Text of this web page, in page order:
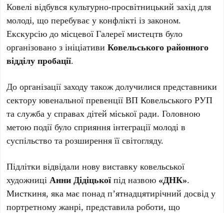
Ковелі відбувся культурно-просвітницький захід для
молоді, що перебуває у конфлікті із законом.
Екскурсію до місцевої Галереї мистецтв було
організовано з ініціативиКовельського районного
відділу пробації.
До організації заходу також долучилися представники
сектору ювенальної превенції ВП Ковельського РУП
та служба у справах дітей міської ради. Головною
метою події було сприяння інтеграції молоді в
суспільство та розширення її світогляду.
Підлітки відвідали нову виставку ковельської
художниціАнни Дідіцької під назвою «ДНК».
Мисткиня, яка має понад п’ятнадцятирічний досвід у
портретному жанрі, представила роботи, що